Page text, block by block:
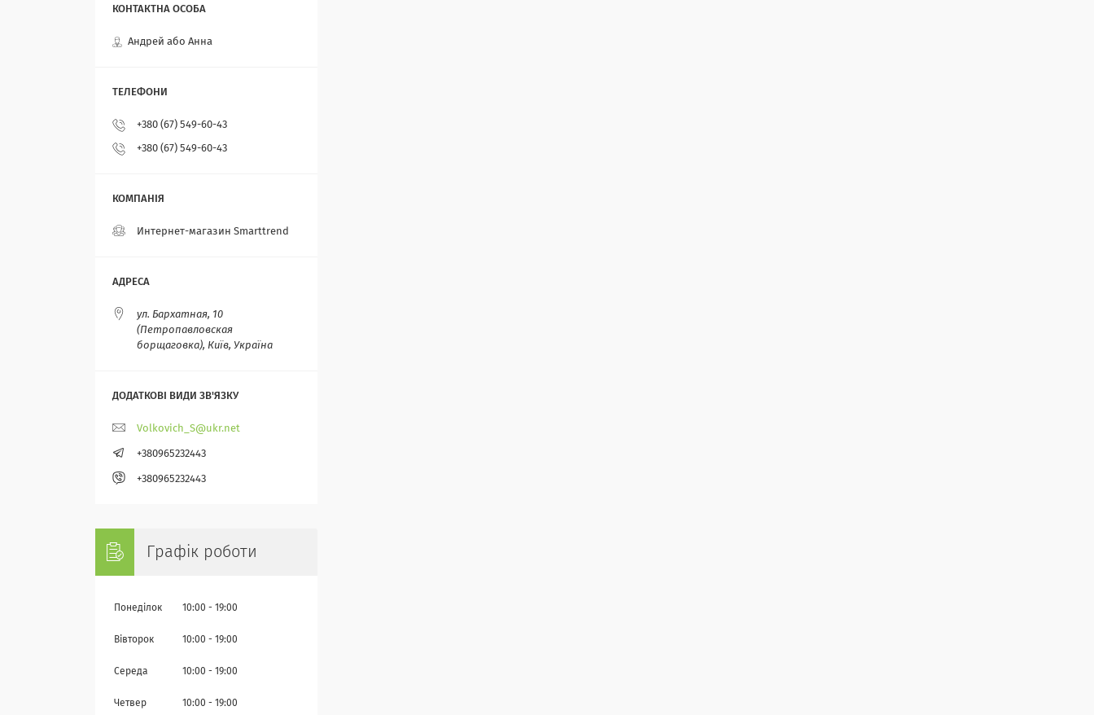
Андрей або Анна
+380 (67) 549-60-43
+380 (67) 549-60-43
Интернет-магазин Smarttrend
ул. Бархатная, 10
(Петропавловская
борщаговка), Київ, Україна
Volkovich_S@ukr.net
+380965232443
+380965232443
Графік роботи
Понеділок 10:00 19:00
Вівторок 10:00 19:00
Середа 10:00 19:00
Четвер 10:00 19:00